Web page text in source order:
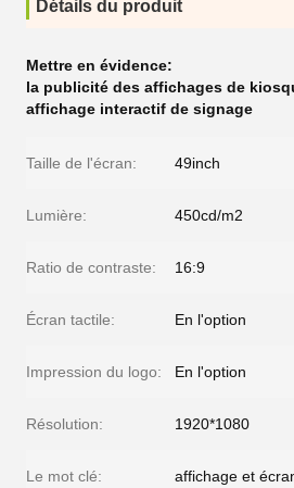
Détails du produit
Mettre en évidence:
la publicité des affichages de
affichage interactif de signage
Taille de l'écran: 49inch
Lumière: 450cd/m2
Ratio de contraste: 16:9
Écran tactile: En l'option
Impression du logo: En l'option
Résolution: 1920*1080
Le mot clé: affichage et